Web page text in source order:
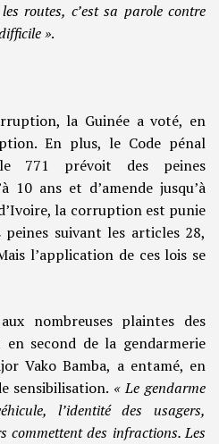
routes, c’est sa parole contre
».
la Guinée a voté, en
En plus, le Code pénal
771 prévoit des peines
10 ans et d’amende jusqu’à
la corruption est punie
suivant les articles 28,
l’application de ces lois se
nombreuses plaintes des
second de la gendarmerie
Vako Bamba, a entamé, en
sensibilisation. « Le gendarme
l’identité des usagers,
commettent des infractions. Les